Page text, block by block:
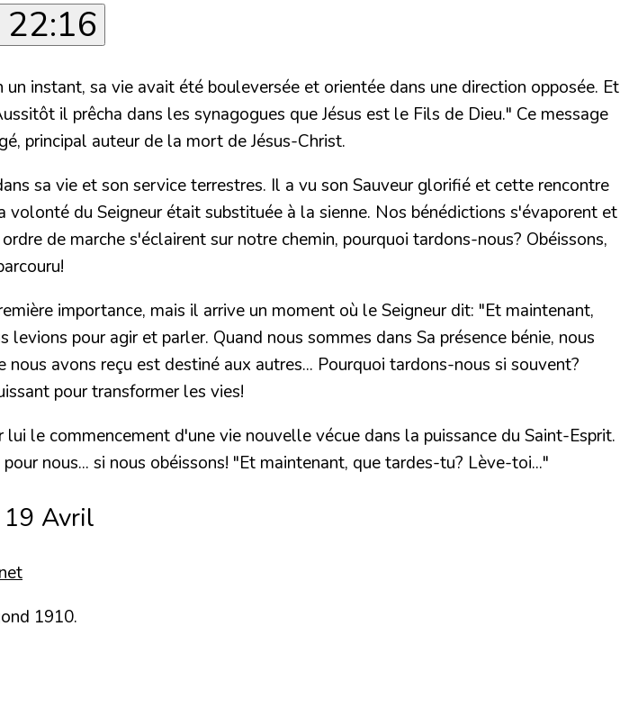
instant, sa vie avait été bouleversée et orientée dans une direction opposée. Et
il prêcha dans les synagogues que Jésus est le Fils de Dieu." Ce message
principal auteur de la mort de Jésus-Christ.
sa vie et son service terrestres. Il a vu son Sauveur glorifié et cette rencontre
du Seigneur était substituée à la sienne. Nos bénédictions s'évaporent et
de marche s'éclairent sur notre chemin, pourquoi tardons-nous? Obéissons,
importance, mais il arrive un moment où le Seigneur dit: "Et maintenant,
pour agir et parler. Quand nous sommes dans Sa présence bénie, nous
avons reçu est destiné aux autres... Pourquoi tardons-nous si souvent?
pour transformer les vies!
le commencement d'une vie nouvelle vécue dans la puissance du Saint-Esprit.
nous... si nous obéissons! "Et maintenant, que tardes-tu? Lève-toi..."
19 Avril
1910.